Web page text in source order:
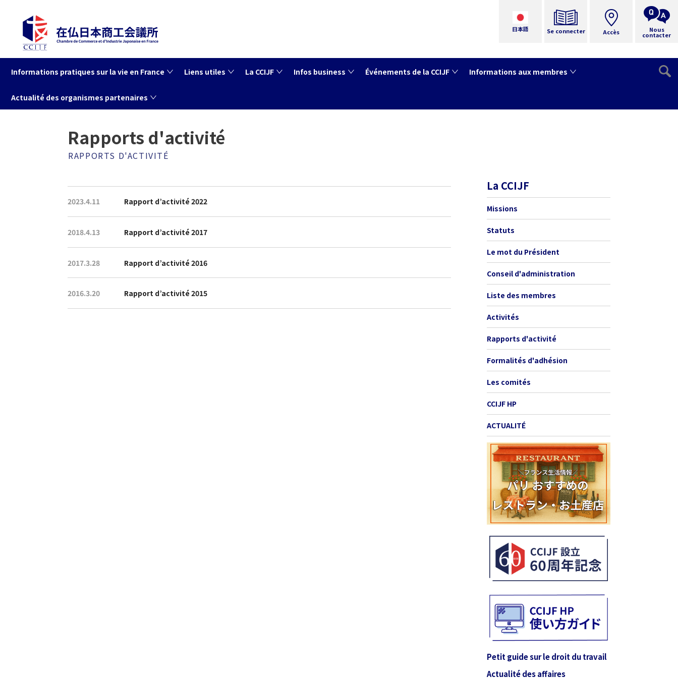
日本語 Se connecter
Informations pratiques sur la vie en France Liens utiles La CCIJF Infos business Événements de la CCIJF Informations aux membres
Actualité des organismes partenaires
Accès Nous
contacter
Accueil La CCIJF Rapports d'activité
Rapports d'activité
RAPPORTS D'ACTIVITÉ
2023.4.11 Rapport d’activité 2022
2018.4.13 Rapport d’activité 2017
2017.3.28 Rapport d’activité 2016
2016.3.20 Rapport d’activité 2015
La CCIJF
Missions
Statuts
Le mot du Président
Conseil d'administration
Liste des membres
Activités
Rapports d'activité
Formalités d'adhésion
Les comités
CCIJF HP
ACTUALITÉ
Petit guide sur le droit du travail
Actualité des affaires